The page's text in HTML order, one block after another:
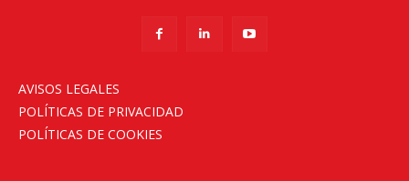
AVISOS LEGALES
POLÍTICAS DE PRIVACIDAD
POLÍTICAS DE COOKIES